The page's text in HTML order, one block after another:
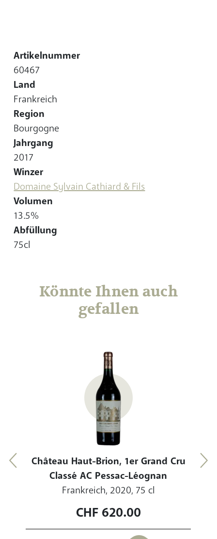
Artikelnummer
60467
Land
Frankreich
Region
Bourgogne
Jahrgang
2017
Winzer
Domaine Sylvain Cathiard & Fils
Volumen
13.5%
Abfüllung
75cl
Könnte Ihnen auch
gefallen
Château Haut-Brion, 1er Grand Cru
Classé AC Pessac-Léognan
Frankreich, 2020, 75 cl
CHF 620.00